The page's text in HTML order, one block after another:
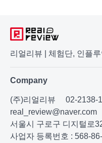
리얼리뷰 | 체험단, 인플
Company
(주)리얼리뷰
02-2138-
real_review@naver.com
서울시 구로구 디지털로
사업자 등록번호 : 568-